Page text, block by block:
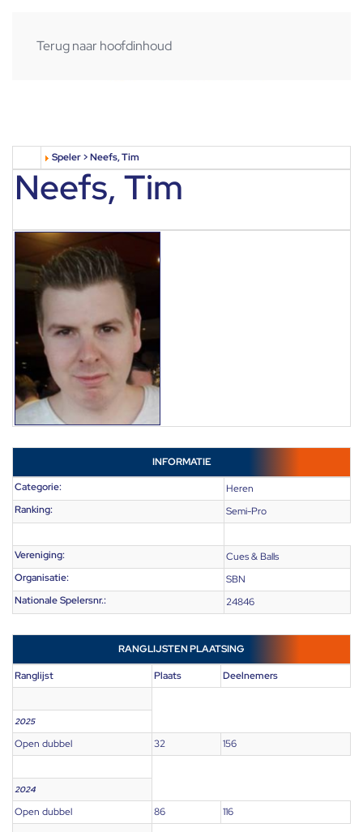
Terug naar hoofdinhoud
Speler > Neefs, Tim
Neefs, Tim
INFORMATIE
Categorie:
Heren
Ranking:
Semi-Pro
Vereniging:
Cues & Balls
Organisatie:
SBN
Nationale Spelersnr.:
24846
RANGLIJSTEN PLAATSING
Ranglijst Plaats Deelnemers
2025
Open dubbel 32 156
2024
Open dubbel 86 116